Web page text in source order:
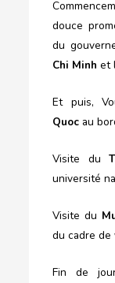
douce
du
Chi Minh et
Et puis,
Quoc au
Visite du
université
Visite du
du cadre
Fin de